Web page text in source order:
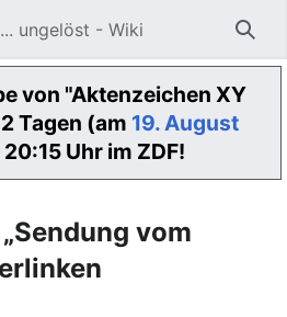
ungelöst - Wiki
von "Aktenzeichen XY
Tagen (am 19. August
Uhr im ZDF!
vom